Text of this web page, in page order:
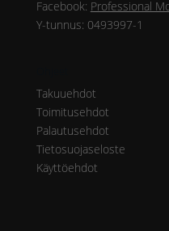
Facebook: Professional
Y-tunnus: 0493997-1
Takuuehdot
Toimitusehdot
Palautusehdot
Tietosuojaseloste
Käyttöehdot